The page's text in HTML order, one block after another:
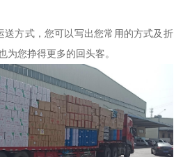
送方式，您可以写出您常用的方式及折
为您挣得更多的回头客。